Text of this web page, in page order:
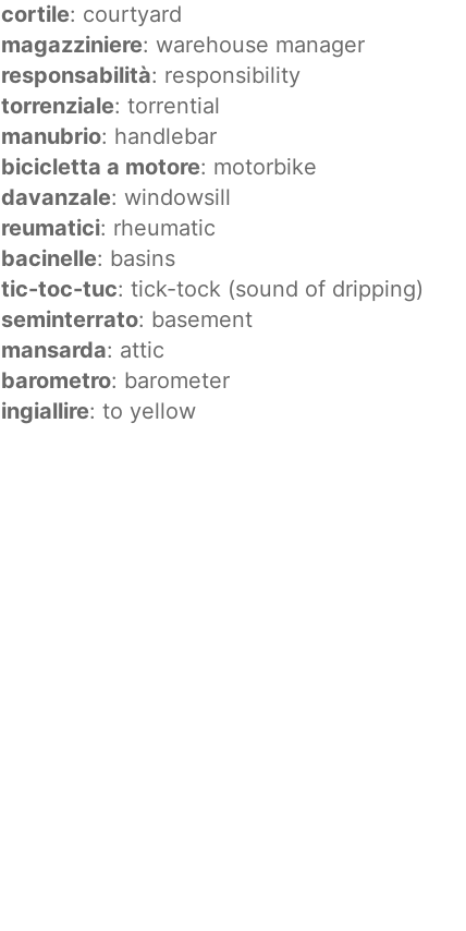
cortile: courtyard
magazziniere: warehouse manager
responsabilità: responsibility
torrenziale: torrential
manubrio: handlebar
bicicletta a motore: motorbike
davanzale: windowsill
reumatici: rheumatic
bacinelle: basins
tic-toc-tuc: tick-tock (sound of dripping)
seminterrato: basement
mansarda: attic
barometro: barometer
ingiallire: to yellow